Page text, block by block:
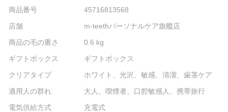
商品番号
45716813568
店舗
m-teethパーソナルケア旗艦店
商品の毛の重さ
0.6 kg
ギフトボックス
ギフトボックス
クリアタイプ
ホワイト、光沢、敏感、清潔、歯茎ケア
適用人の群れ
大人、喫煙者、口腔敏感人、携帯旅行
電気供給方式
充電式